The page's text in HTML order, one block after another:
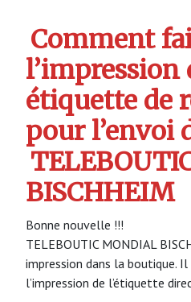
Comment
l’impression
étiquette de
pour l’envoi
BISCHHEIM
Bonne nouvelle !!!
TELEBOUTIC MONDIAL
impression dans la boutique.
l’impression de l’étiquette